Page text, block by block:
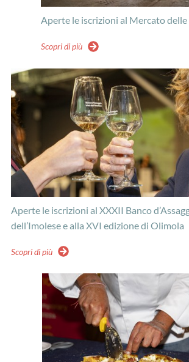
Aperte le iscrizioni al Mercato
Scopri di più
Aperte le iscrizioni al XXXII Banco
dell’Imolese e alla XVI edizione di Olimola
Scopri di più